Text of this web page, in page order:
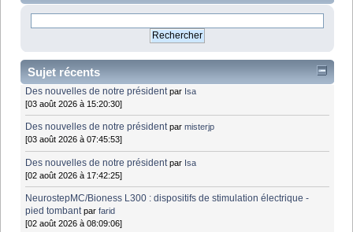
Sujet récents
Des nouvelles de notre président par Isa
[03 août 2026 à 15:20:30]
Des nouvelles de notre président parmisterjp
[03 août 2026 à 07:45:53]
Des nouvelles de notre président par Isa
[02 août 2026 à 17:42:25]
NeurostepMC/Bioness L300 : dispositifs de stimulation électrique -
pied tombant parfarid
[02 août 2026 à 08:09:06]